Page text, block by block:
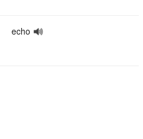
echo